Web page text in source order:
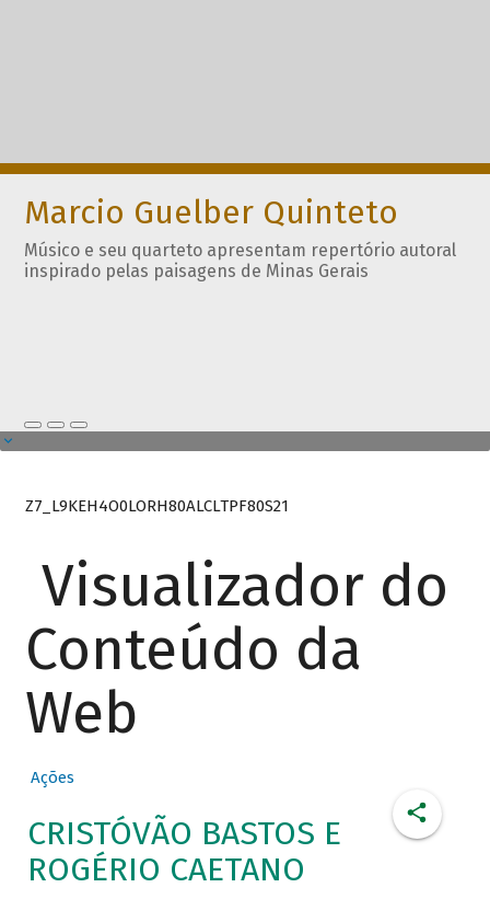
Marcio Guelber Quinteto
Músico e seu quarteto apresentam repertório autoral
inspirado pelas paisagens de Minas Gerais
Z7_L9KEH4O0LORH80ALCLTPF80S21
Visualizador do
Conteúdo da
Web
Ações
CRISTÓVÃO BASTOS E
ROGÉRIO CAETANO